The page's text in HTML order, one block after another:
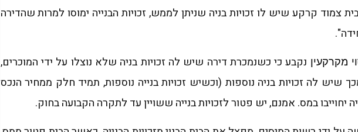
צמוד קרקע שיש לו זכויות בניה שניתן לממש, זכויות הבנייה ימוסו למרות שהדירה
מקרקעין נקבע כי כשנמכרת דירה שיש לה זכויות בניה שלא נוצלו על ידי המוכרים,
שיש לה זכויות בניה נוספות (וכשיש זכויות בנייה נוספות, תמיד חלק ממחיר הנכס
יחוייבו במס. אמנם, יש פטור לזכויות בנייה ששויין עד לתקרה הקבועה בחוק.